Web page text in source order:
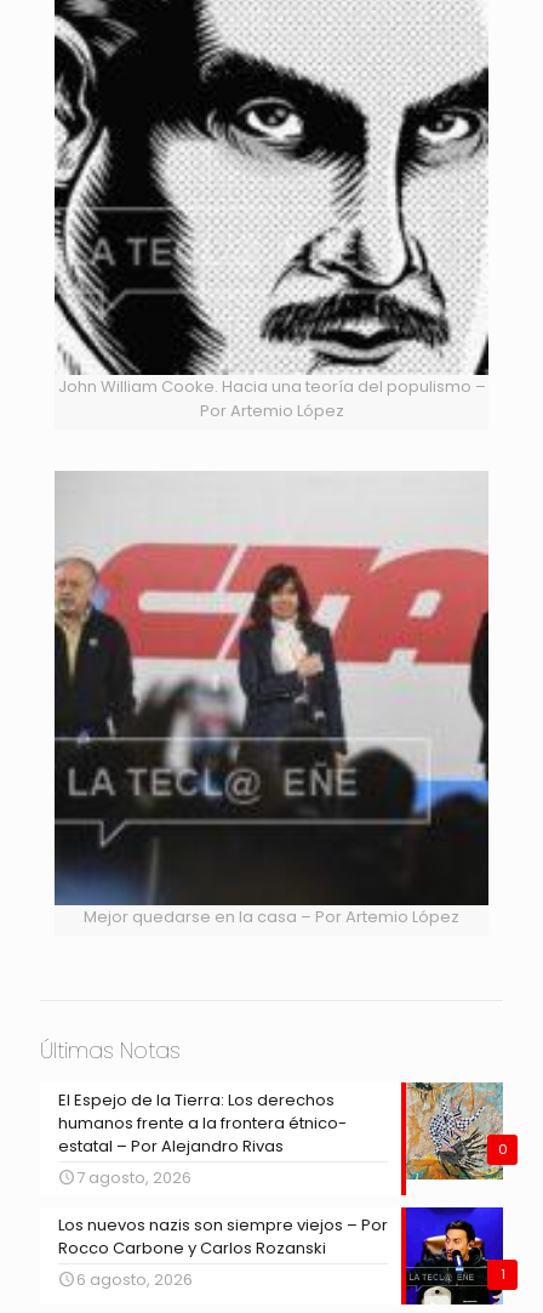
John William Cooke. Hacia una teoría del populismo –
Por Artemio López
Mejor quedarse en la casa – Por Artemio López
Últimas Notas
0
El Espejo de la Tierra: Los derechos
humanos frente a la frontera étnico-
estatal – Por Alejandro Rivas
7 agosto, 2026
1
Los nuevos nazis son siempre viejos – Por
Rocco Carbone y Carlos Rozanski
6 agosto, 2026